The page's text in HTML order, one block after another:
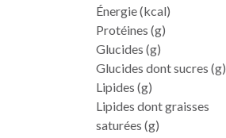
Énergie (kcal)
Protéines (g)
Glucides (g)
Glucides dont sucres (g)
Lipides (g)
Lipides dont graisses
saturées (g)